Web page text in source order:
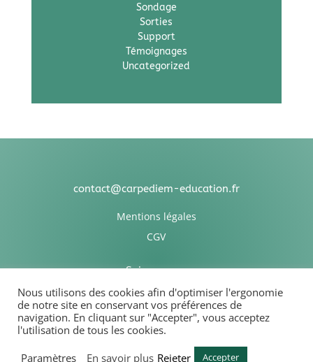
Sondage
Sorties
Support
Témoignages
Uncategorized
contact@carpediem-education.fr
Mentions légales
CGV
Suivez-nous
Association Carpediem Education
Nous utilisons des cookies afin d'optimiser l'ergonomie
de notre site en conservant vos préférences de
navigation. En cliquant sur "Accepter", vous acceptez
l'utilisation de tous les cookies.
Paramètres
En savoir plus Rejeter Accepter